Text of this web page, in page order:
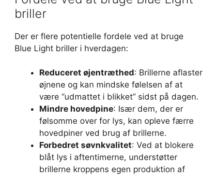
briller
Der er flere potentielle fordele ved at bruge
Blue Light briller i hverdagen:
Reduceret øjentræthed: Brillerne aflaster
øjnene og kan mindske følelsen af at
være “udmattet i blikket” sidst på dagen.
Mindre hovedpine: Især dem, der er
følsomme over for lys, kan opleve færre
hovedpiner ved brug af brillerne.
Forbedret søvnkvalitet: Ved at blokere
blåt lys i aftentimerne, understøtter
brillerne kroppens egen produktion af